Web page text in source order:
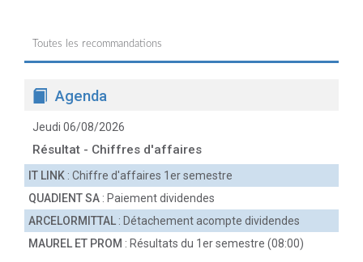
Toutes les recommandations
Agenda
Jeudi 06/08/2026
Résultat - Chiffres d'affaires
IT LINK : Chiffre d'affaires 1er semestre
QUADIENT SA : Paiement dividendes
ARCELORMITTAL : Détachement acompte dividendes
MAUREL ET PROM : Résultats du 1er semestre (08:00)